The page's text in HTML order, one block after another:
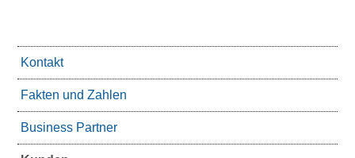
Kontakt
Fakten und Zahlen
Business Partner